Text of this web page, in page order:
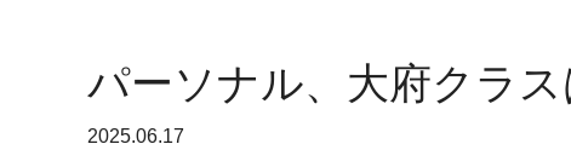
パーソナル、大府クラ
2025.06.17